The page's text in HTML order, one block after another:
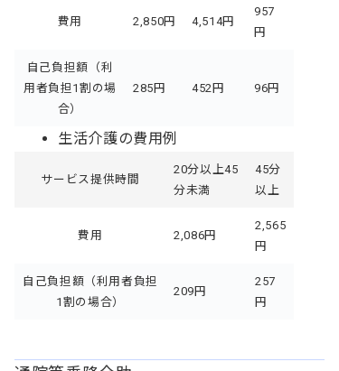
費用 2,850円 4,514円
957
円
自己負担額（利
用者負担1割の場
合）
285円 452円 96円
生活介護の費用例
サービス提供時間
20分以上45
分未満
45分
以上
費用 2,086円
2,565
円
自己負担額（利用者負担
1割の場合）
209円
257
円